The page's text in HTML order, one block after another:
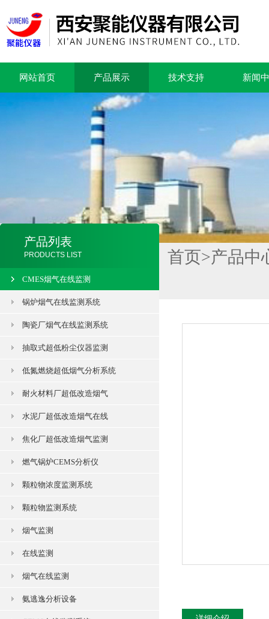
网站首页 产品展示 技术支持 新闻
产品列表
PRODUCTS LIST
CMES烟气在线监测
锅炉烟气在线监测系统
陶瓷厂烟气在线监测系统
抽取式超低粉尘仪器监测
低氮燃烧超低烟气分析系统
耐火材料厂超低改造烟气
水泥厂超低改造烟气在线
焦化厂超低改造烟气监测
燃气锅炉CEMS分析仪
颗粒物浓度监测系统
颗粒物监测系统
烟气监测
在线监测
烟气在线监测
氨逃逸分析设备
首页>产品中